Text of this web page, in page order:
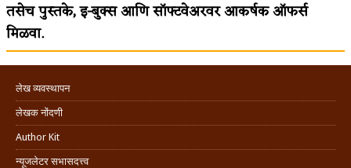
तसेच पुस्तके, इ-बुक्स आणि सॉफ्टवेअरवर आकर्षक ऑफर्स
मिळवा.
लेख व्यवस्थापन
लेखक नोंदणी
Author Kit
न्यूजलेटर सभासदत्त्व